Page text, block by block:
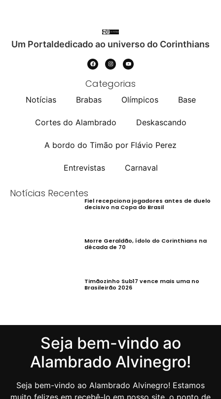
Um Portaldedicado ao universo do Corinthians
Categorias
Notícias Brabas Olímpicos Base
Cortes do Alambrado Deskascando
A bordo do Timão por Flávio Perez
Entrevistas Carnaval
Notícias Recentes
Fiel recepciona jogadores antes de duelo
decisivo na Copa do Brasil
Morre Geraldão, ídolo do Corinthians na
década de 70
Timãozinho Sub17 vence mais uma no
Brasileirão 2026
Seja bem-vindo ao
Alambrado Alvinegro!
Seja bem-vindo ao Alambrado Alvinegro! Estamos
muito felizes em recebê-lo em nosso site, o ponto de